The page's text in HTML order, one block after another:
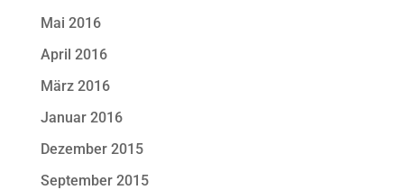
Mai 2016
April 2016
März 2016
Januar 2016
Dezember 2015
September 2015